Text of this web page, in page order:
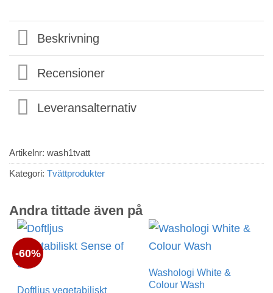
Beskrivning
Recensioner
Leveransalternativ
Artikelnr: wash1tvatt
Kategori: Tvättprodukter
Andra tittade även på
-60%
Doftljus vegetabiliskt
Washologi White &
Colour Wash